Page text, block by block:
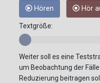
Hören Hör
Textgröße:
Weiter soll es eine
um Beobachtung der
Reduzierung beitragen